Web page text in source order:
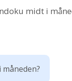
midt i